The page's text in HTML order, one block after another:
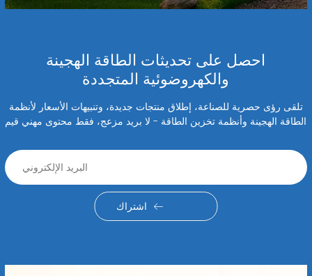
احصل على تحديثات الطاقة الهجينة
والكهروضوئية المتجددة
تلقى رؤى حصرية للصناعة، إطلاق منتجات جديدة، وتنبيهات الأسعار لأنظمة
الطاقة الهجينة وأنظمة تخزين الطاقة - لا بريد مزعج، فقط محتوى مهني قيم
اشتراك